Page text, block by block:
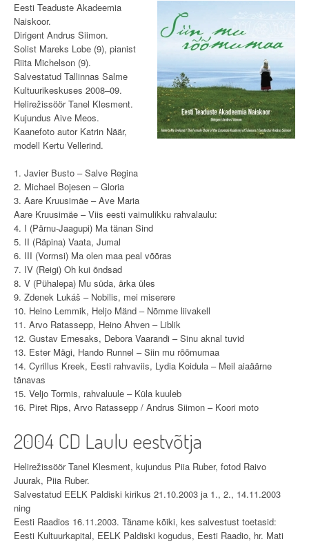
Eesti Teaduste Akadeemia
Naiskoor.
Dirigent Andrus Siimon.
Solist Mareks Lobe (9), pianist
Riita Michelson (9).
Salvestatud Tallinnas Salme
Kultuurikeskuses 2008–09.
Helirežissöör Tanel Klesment.
Kujundus Aive Meos.
Kaanefoto autor Katrin Näär,
modell Kertu Vellerind.
1. Javier Busto – Salve Regina
2. Michael Bojesen – Gloria
3. Aare Kruusimäe – Ave Maria
Aare Kruusimäe – Viis eesti vaimulikku rahvalaulu:
4. I (Pärnu-Jaagupi) Ma tänan Sind
5. II (Räpina) Vaata, Jumal
6. III (Vormsi) Ma olen maa peal võõras
7. IV (Reigi) Oh kui õndsad
8. V (Pühalepa) Mu süda, ärka üles
9. Zdenek Lukáš – Nobilis, mei miserere
10. Heino Lemmik, Heljo Mänd – Nõmme liivakell
11. Arvo Ratassepp, Heino Ahven – Liblik
12. Gustav Ernesaks, Debora Vaarandi – Sinu aknal tuvid
13. Ester Mägi, Hando Runnel – Siin mu rõõmumaa
14. Cyrillus Kreek, Eesti rahvaviis, Lydia Koidula – Meil aiaäärne
tänavas
15. Veljo Tormis, rahvaluule – Küla kuuleb
16. Piret Rips, Arvo Ratassepp / Andrus Siimon – Koori moto
2004 CD Laulu eestvõtja
Helirežissöör Tanel Klesment, kujundus Piia Ruber, fotod Raivo
Juurak, Piia Ruber.
Salvestatud EELK Paldiski kirikus 21.10.2003 ja 1., 2., 14.11.2003
ning
Eesti Raadios 16.11.2003. Täname kõiki, kes salvestust toetasid:
Eesti Kultuurkapital, EELK Paldiski kogudus, Eesti Raadio, hr. Mati